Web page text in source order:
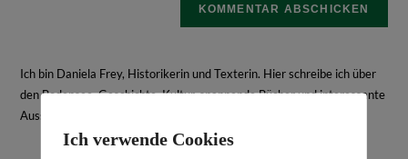
Ich bin Daniela Frey, Historikerin und Texterin. Hier schreibe ich über
den Bodensee, Geschichte, Kultur, spannende Bücher und interessante
Ausstellungen.
Ich verwende Cookies